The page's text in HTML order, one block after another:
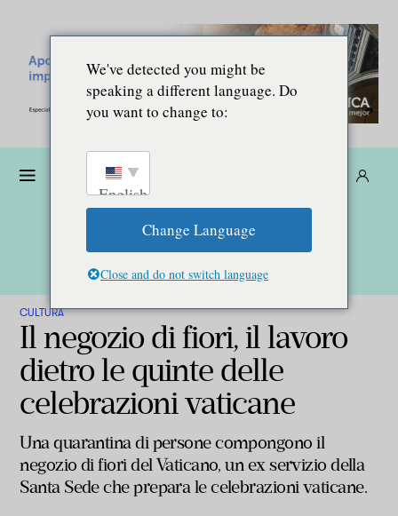
CULTURA
Il negozio di fiori, il lavoro
dietro le quinte delle
celebrazioni vaticane
Una quarantina di persone compongono il
negozio di fiori del Vaticano, un ex servizio della
Santa Sede che prepara le celebrazioni vaticane.
We've detected you might be
speaking a different language. Do
you want to change to:
English
Change Language
Close and do not switch language